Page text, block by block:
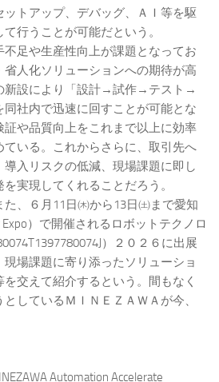
トアップ、デバッグ、ＡＩ等を駆
行うことが可能だという。
足や生産性向上が課題となってお
省人化ソリューションへの期待が高
新設により「設計→試作→テスト→
社内で迅速に回すことが可能とな
証や品質向上をこれまで以上に効率
いる。これからさらに、取引先へ
入リスクの低減、現場課題に即し
実現してくれることだろう。
、６月11日㈭から13日㈯まで愛知
）で開催されるロボットテクノロ
）２０２６に出展
場課題に寄り添ったソリューショ
交えて紹介するという。間もなく
しているＭＩＮＥＺＡＷＡが今、
Automation Accelerate